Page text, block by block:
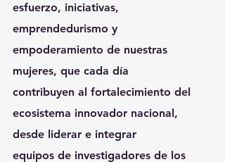
esfuerzo, iniciativas,
emprendedurismo y
empoderamiento de nuestras
mujeres, que cada día
contribuyen al fortalecimiento del
ecosistema innovador nacional,
desde liderar e integrar
equipos de investigadores de los